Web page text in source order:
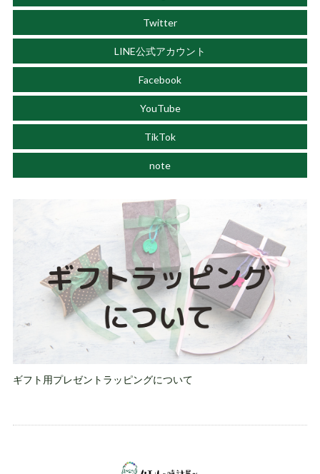
Twitter
LINE公式アカウント
Facebook
YouTube
TikTok
note
ギフト用プレゼントラッピングについて